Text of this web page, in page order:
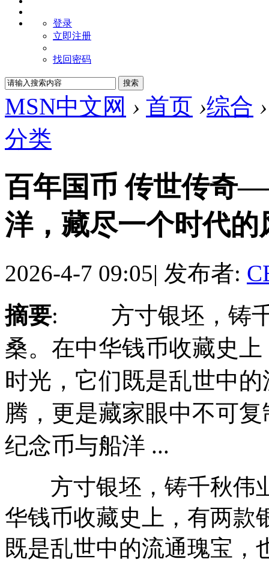
登录
立即注册
找回密码
MSN中文网 › 首页 ›综合 ›
分类
百年国币 传世传奇
洋，藏尽一个时代的
2026-4-7 09:05| 发布者:
摘要: 方寸银坯，铸千
桑。在中华钱币收藏史
时光，它们既是乱世中
腾，更是藏家眼中不可
纪念币与船洋 ...
方寸银坯，铸千秋伟
华钱币收藏史上，有两款
既是乱世中的流通瑰宝，